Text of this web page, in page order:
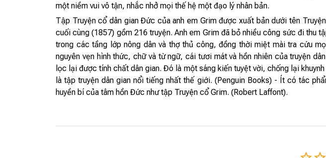
một niềm vui vô tận, nhắc nhở mọi thế hệ một đạo lý nhân bản.
Tập Truyện cổ dân gian Đức của anh em Grim được xuất bản dưới tên
cuối cùng (1857) gồm 216 truyện. Anh em Grim đã bỏ nhiều công sức đi thu
trong các tầng lớp nông dân và thợ thủ công, đồng thời miệt mài tra cứu
nguyên vẹn hình thức, chữ và từ ngữ, cái tươi mát và hồn nhiên của truyện
lọc lại được tính chất dân gian. Đó là một sáng kiến tuyệt vời, chống lại
là tập truyện dân gian nổi tiếng nhất thế giới. (Penguin Books) - Ít có tác
huyền bí của tâm hồn Đức như tập Truyện cổ Grim. (Robert Laffont).